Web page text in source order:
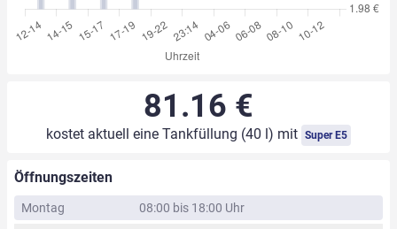
81.16 €
kostet aktuell eine Tankfüllung (40 l) mit Super E5
Öffnungszeiten
Montag 08:00 bis 18:00 Uhr